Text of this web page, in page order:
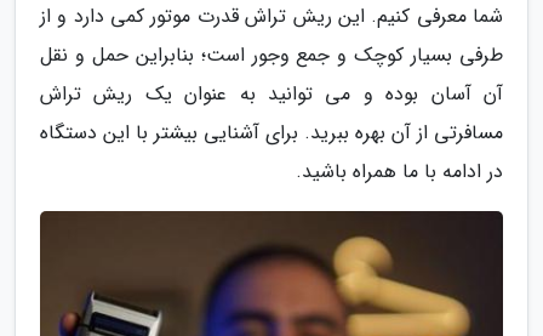
شما معرفی کنیم. این ریش تراش قدرت موتور کمی دارد و از
طرفی بسیار کوچک و جمع وجور است؛ بنابراین حمل و نقل
آن آسان بوده و می توانید به عنوان یک ریش تراش
مسافرتی از آن بهره ببرید. برای آشنایی بیشتر با این دستگاه
در ادامه با ما همراه باشید.